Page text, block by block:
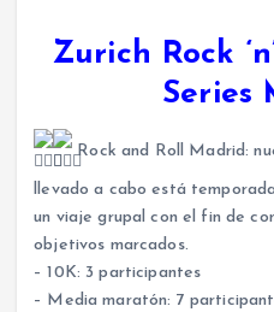
Zurich Rock
Series
Rock and Roll Madrid:
llevado a cabo está
un viaje grupal con el fin de
objetivos marcados.
– 10K: 3 participantes
– Media maratón: 7